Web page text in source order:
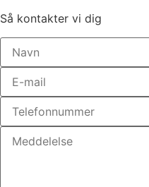
Så kontakter vi dig